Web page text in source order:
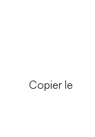
Copier le